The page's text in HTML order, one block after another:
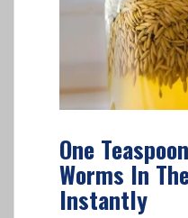
One
Worms In
Instantly